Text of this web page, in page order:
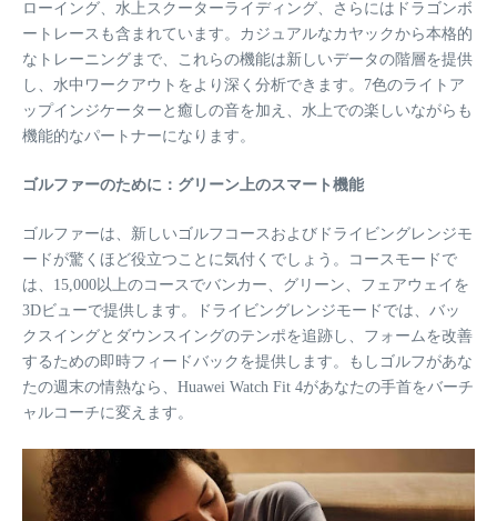
ローイング、水上スクーターライディング、さらにはドラゴンボ
ートレースも含まれています。カジュアルなカヤックから本格的
なトレーニングまで、これらの機能は新しいデータの階層を提供
し、水中ワークアウトをより深く分析できます。7色のライトア
ップインジケーターと癒しの音を加え、水上での楽しいながらも
機能的なパートナーになります。
ゴルファーのために：グリーン上のスマート機能
ゴルファーは、新しいゴルフコースおよびドライビングレンジモ
ードが驚くほど役立つことに気付くでしょう。コースモードで
は、15,000以上のコースでバンカー、グリーン、フェアウェイを
3Dビューで提供します。ドライビングレンジモードでは、バッ
クスイングとダウンスイングのテンポを追跡し、フォームを改善
するための即時フィードバックを提供します。もしゴルフがあな
たの週末の情熱なら、Huawei Watch Fit 4があなたの手首をバーチ
ャルコーチに変えます。